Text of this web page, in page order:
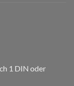
1 DIN oder